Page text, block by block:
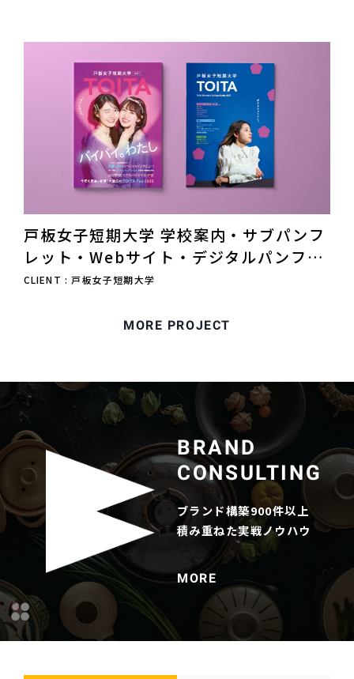
戸板女子短期大学 学校案内・サブパンフ
レット・Webサイト・デジタルパンフレ
ット
CLIENT : 戸板女子短期大学
MORE PROJECT
BRAND
CONSULTING
ブランド構築900件以上
積み重ねた実戦ノウハウ
MORE